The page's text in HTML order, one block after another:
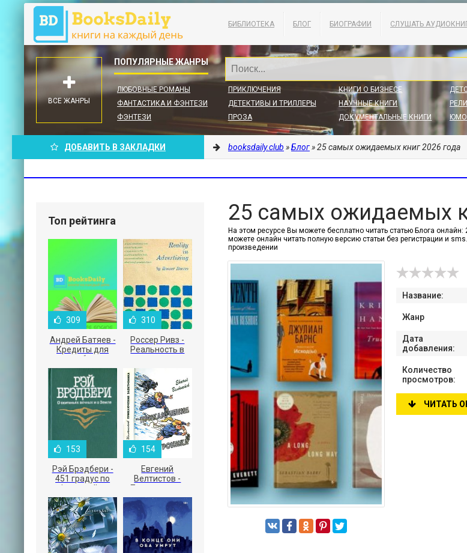
БИБЛИОТЕКА БЛОГ БИОГРАФИИ СЛУШАТЬ
ЛЮБОВНЫЕ РОМАНЫ
ФАНТАСТИКА И ФЭНТЕЗИ
ФЭНТЕЗИ
ПРИКЛЮЧЕНИЯ
ДЕТЕКТИВЫ И ТРИЛЛЕРЫ
ПРОЗА
КНИГИ О БИЗНЕСЕ
НАУЧНЫЕ КНИГИ
ДОКУМЕНТАЛЬНЫЕ КНИГИ
ВСЕ ЖАНРЫ
ДОБАВИТЬ В ЗАКЛАДКИ booksdaily.club »Блог» 25 самых ожидаемых книг 2026 года
25 самых ожидаемых
На этом ресурсе Вы можете бесплатно читать статью Блога
можете онлайн читать полную версию статьи без регистрации и
произведении
Название:
Жанр
Дата
добавления:
Количество
просмотров:
ЧИТАТЬ
Топ рейтинга
309
Андрей Батяев -
Кредиты для
малого бизнеса
310
Россер Ривз -
Реальность в
153
Рэй Брэдбери -
451 градус по
Фаренгейту
154
Евгений
Велтистов -
Приключения
Электроника